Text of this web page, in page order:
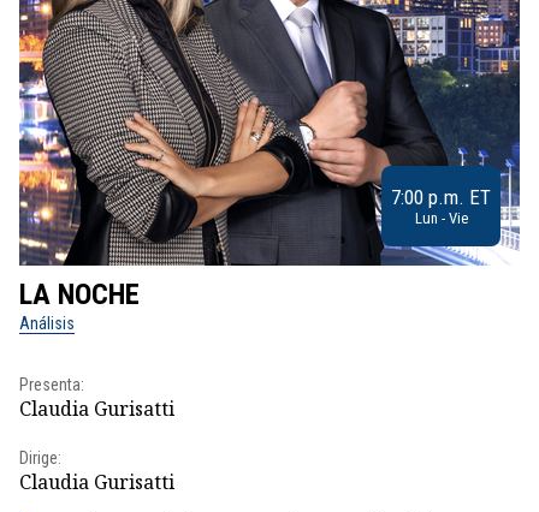
7:00 p.m. ET
Lun - Vie
LA NOCHE
Análisis
Presenta:
Claudia Gurisatti
Dirige:
Claudia Gurisatti